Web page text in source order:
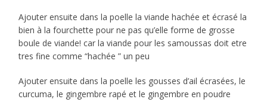
Ajouter ensuite dans la poelle la viande hachée et écrasé la
bien à la fourchette pour ne pas qu’elle forme de grosse
boule de viande! car la viande pour les samoussas doit etre
tres fine comme “hachée ” un peu
Ajouter ensuite dans la poelle les gousses d’ail écrasées, le
curcuma, le gingembre rapé et le gingembre en poudre